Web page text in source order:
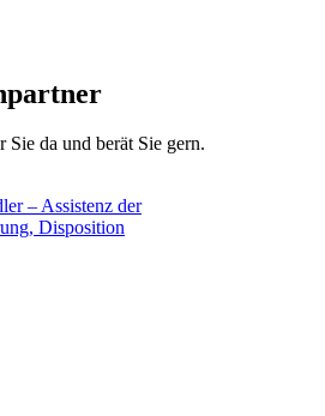
Sie da und berät Sie gern.